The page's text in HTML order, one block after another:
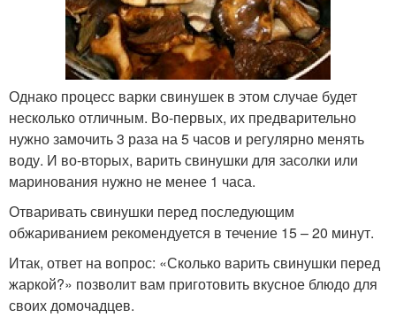
Однако процесс варки свинушек в этом случае будет
несколько отличным. Во-первых, их предварительно
нужно замочить 3 раза на 5 часов и регулярно менять
воду. И во-вторых, варить свинушки для засолки или
маринования нужно не менее 1 часа.
Отваривать свинушки перед последующим
обжариванием рекомендуется в течение 15 – 20 минут.
Итак, ответ на вопрос: «Сколько варить свинушки перед
жаркой?» позволит вам приготовить вкусное блюдо для
своих домочадцев.